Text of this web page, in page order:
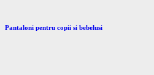
Pantaloni pentru copii si bebelusi